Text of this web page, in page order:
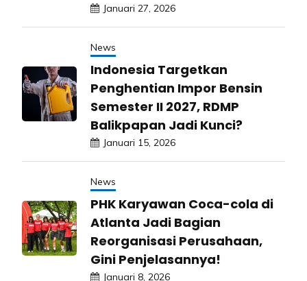
Januari 27, 2026
News
Indonesia Targetkan
Penghentian Impor Bensin
Semester II 2027, RDMP
Balikpapan Jadi Kunci?
Januari 15, 2026
News
PHK Karyawan Coca-cola di
Atlanta Jadi Bagian
Reorganisasi Perusahaan,
Gini Penjelasannya!
Januari 8, 2026